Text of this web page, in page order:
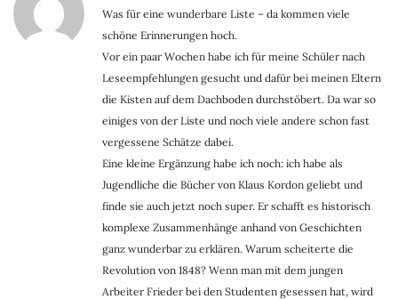
Was für eine wunderbare Liste – da kommen viele
schöne Erinnerungen hoch.
Vor ein paar Wochen habe ich für meine Schüler nach
Leseempfehlungen gesucht und dafür bei meinen Eltern
die Kisten auf dem Dachboden durchstöbert. Da war so
einiges von der Liste und noch viele andere schon fast
vergessene Schätze dabei.
Eine kleine Ergänzung habe ich noch: ich habe als
Jugendliche die Bücher von Klaus Kordon geliebt und
finde sie auch jetzt noch super. Er schafft es historisch
komplexe Zusammenhänge anhand von Geschichten
ganz wunderbar zu erklären. Warum scheiterte die
Revolution von 1848? Wenn man mit dem jungen
Arbeiter Frieder bei den Studenten gesessen hat, wird